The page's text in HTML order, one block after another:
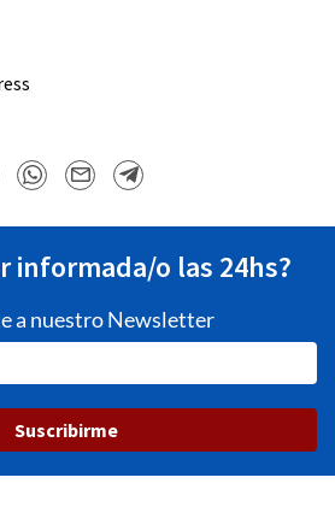
informada/o las 24hs?
a nuestro Newsletter
Suscribirme